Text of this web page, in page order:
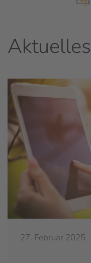
Aktuelles
27. Februar 2025